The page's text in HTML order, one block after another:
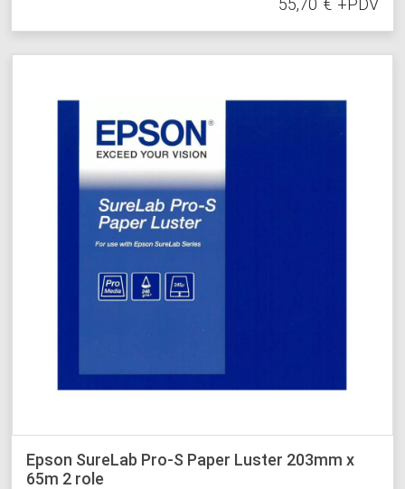
55,70 € +PDV
Epson SureLab Pro-S Paper Luster 203mm x
65m 2 role